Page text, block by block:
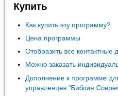
Купить
Как купить эту программу?
Цена программы
Отобразить все контактные
Можно заказать
Дополнение к программе
управленцев "Библия